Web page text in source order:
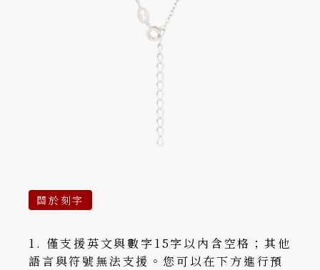
關於刻字
1. 僅支援英文與數字15字以內含空格；其他
語言與符號無法支援。您可以在下方進行預